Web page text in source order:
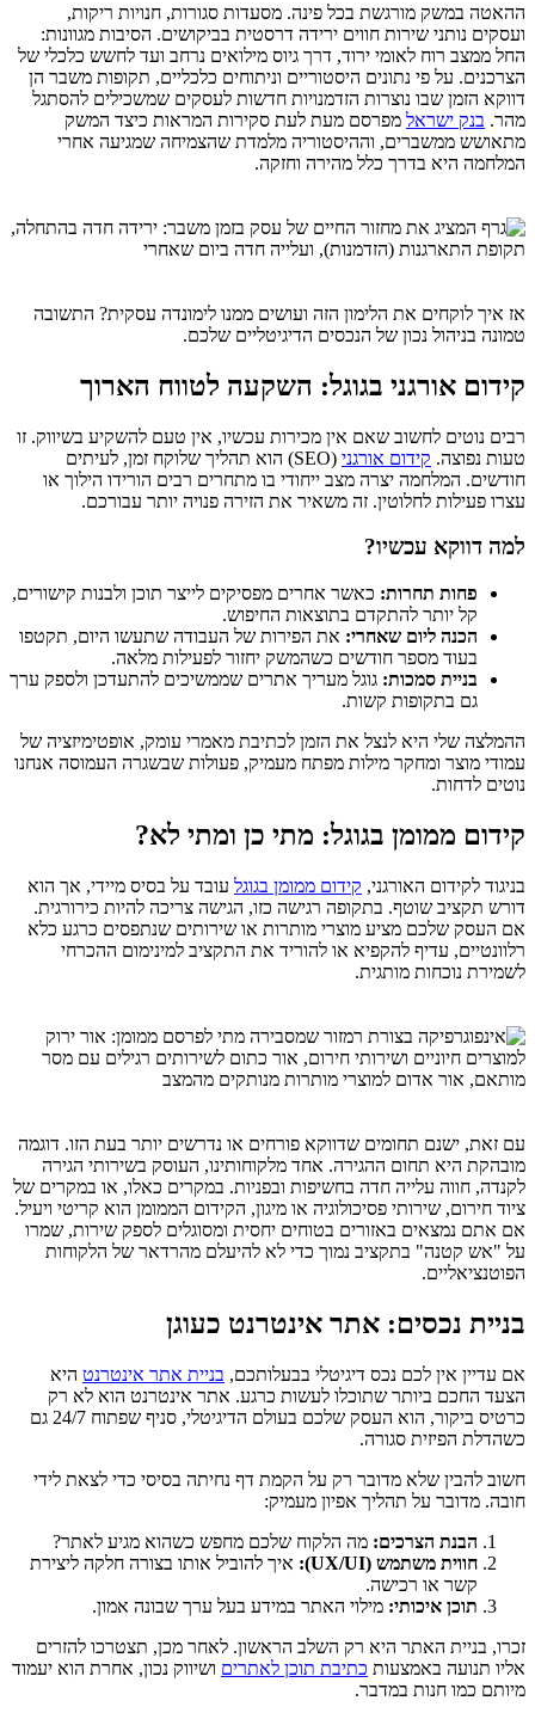
ההאטה במשק מורגשת בכל פינה. מסעדות סגורות, חנויות ריקות,
ועסקים נותני שירות חווים ירידה דרסטית בביקושים. הסיבות מגוונות:
החל ממצב רוח לאומי ירוד, דרך גיוס מילואים נרחב ועד לחשש כלכלי של
הצרכנים. על פי נתונים היסטוריים וניתוחים כלכליים, תקופות משבר הן
דווקא הזמן שבו נוצרות הזדמנויות חדשות לעסקים שמשכילים להסתגל
מהר. בנק ישראל מפרסם מעת לעת סקירות המראות כיצד המשק
מתאושש ממשברים, וההיסטוריה מלמדת שהצמיחה שמגיעה אחרי
המלחמה היא בדרך כלל מהירה וחזקה.
אז איך לוקחים את הלימון הזה ועושים ממנו לימונדה עסקית? התשובה
טמונה בניהול נכון של הנכסים הדיגיטליים שלכם.
קידום אורגני בגוגל: השקעה לטווח הארוך
רבים נוטים לחשוב שאם אין מכירות עכשיו, אין טעם להשקיע בשיווק. זו
טעות נפוצה. קידום אורגני
(SEO) הוא תהליך שלוקח זמן, לעיתים
חודשים. המלחמה יצרה מצב ייחודי בו מתחרים רבים הורידו הילוך או
עצרו פעילות לחלוטין. זה משאיר את הזירה פנויה יותר עבורכם.
למה דווקא עכשיו?
פחות תחרות: כאשר אחרים מפסיקים לייצר תוכן ולבנות קישורים,
קל יותר להתקדם בתוצאות החיפוש.
הכנה ליום שאחרי: את הפירות של העבודה שתעשו היום, תקטפו
בעוד מספר חודשים כשהמשק יחזור לפעילות מלאה.
בניית סמכות: גוגל מעריך אתרים שממשיכים להתעדכן ולספק ערך
גם בתקופות קשות.
ההמלצה שלי היא לנצל את הזמן לכתיבת מאמרי עומק, אופטימיזציה של
עמודי מוצר ומחקר מילות מפתח מעמיק, פעולות שבשגרה העמוסה אנחנו
נוטים לדחות.
קידום ממומן בגוגל: מתי כן ומתי לא?
בניגוד לקידום האורגני, קידום ממומן בגוגל עובד על בסיס מיידי, אך הוא
דורש תקציב שוטף. בתקופה רגישה כזו, הגישה צריכה להיות כירורגית.
אם העסק שלכם מציע מוצרי מותרות או שירותים שנתפסים כרגע כלא
רלוונטיים, עדיף להקפיא או להוריד את התקציב למינימום ההכרחי
לשמירת נוכחות מותגית.
עם זאת, ישנם תחומים שדווקא פורחים או נדרשים יותר בעת הזו. דוגמה
מובהקת היא תחום ההגירה. אחד מלקוחותינו, העוסק בשירותי הגירה
לקנדה, חווה עלייה חדה בחשיפות ובפניות. במקרים כאלו, או במקרים של
ציוד חירום, שירותי פסיכולוגיה או מיגון, הקידום הממומן הוא קריטי ויעיל.
אם אתם נמצאים באזורים בטוחים יחסית ומסוגלים לספק שירות, שמרו
על "אש קטנה" בתקציב נמוך כדי לא להיעלם מהרדאר של הלקוחות
הפוטנציאליים.
בניית נכסים: אתר אינטרנט כעוגן
אם עדיין אין לכם נכס דיגיטלי בבעלותכם, בניית אתר אינטרנט היא
הצעד החכם ביותר שתוכלו לעשות כרגע. אתר אינטרנט הוא לא רק
כרטיס ביקור, הוא העסק שלכם בעולם הדיגיטלי, סניף שפתוח 24/7 גם
כשהדלת הפיזית סגורה.
חשוב להבין שלא מדובר רק על הקמת דף נחיתה בסיסי כדי לצאת לידי
חובה. מדובר על תהליך אפיון מעמיק:
הבנת הצרכים: מה הלקוח שלכם מחפש כשהוא מגיע לאתר?
חווית משתמש (UX/UI):
איך להוביל אותו בצורה חלקה ליצירת
קשר או רכישה.
תוכן איכותי: מילוי האתר במידע בעל ערך שבונה אמון.
זכרו, בניית האתר היא רק השלב הראשון. לאחר מכן, תצטרכו להזרים
אליו תנועה באמצעות כתיבת תוכן לאתרים ושיווק נכון, אחרת הוא יעמוד
מיותם כמו חנות במדבר.